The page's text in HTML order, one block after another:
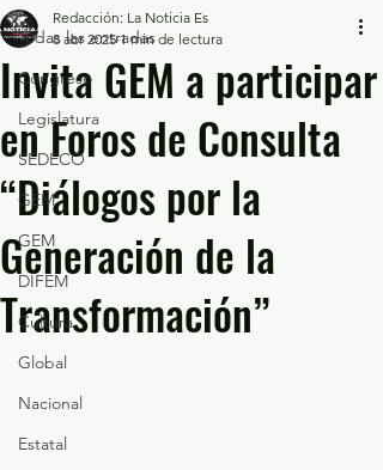
Todas las entradas
Congreso
Legislatura
SEDECO
GEM
GEM
DIFEM
Cultura
Global
Nacional
Estatal
Invita GEM a participar
en Foros de Consulta
“Diálogos por la
Generación de la
Transformación”
Redacción: La Noticia Es
8 abr 2025 1 min de lectura